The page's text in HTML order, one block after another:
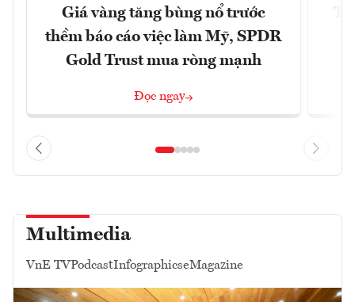
Giá vàng tăng bùng nổ trước
thềm báo cáo việc làm Mỹ, SPDR
Gold Trust mua ròng mạnh
Đọc ngay
Multimedia
VnE TVPodcastInfographicseMagazine